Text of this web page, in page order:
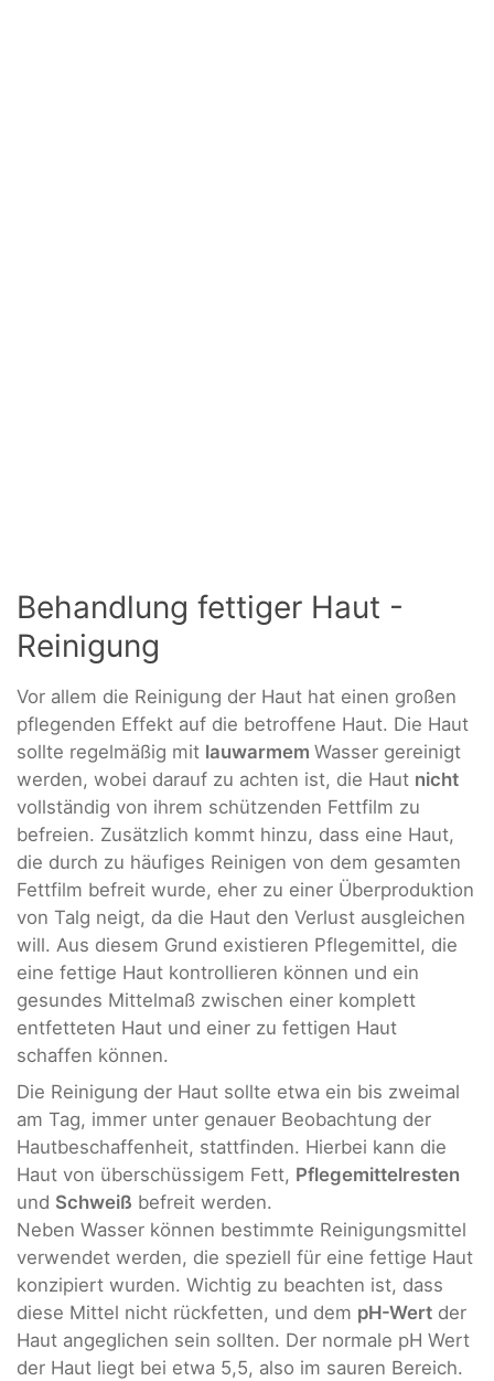
Behandlung fettiger Haut -
Reinigung
Vor allem die Reinigung der Haut hat einen großen
pflegenden Effekt auf die betroffene Haut. Die Haut
sollte regelmäßig mit lauwarmem Wasser gereinigt
werden, wobei darauf zu achten ist, die Haut nicht
vollständig von ihrem schützenden Fettfilm zu
befreien. Zusätzlich kommt hinzu, dass eine Haut,
die durch zu häufiges Reinigen von dem gesamten
Fettfilm befreit wurde, eher zu einer Überproduktion
von Talg neigt, da die Haut den Verlust ausgleichen
will. Aus diesem Grund existieren Pflegemittel, die
eine fettige Haut kontrollieren können und ein
gesundes Mittelmaß zwischen einer komplett
entfetteten Haut und einer zu fettigen Haut
schaffen können.
Die Reinigung der Haut sollte etwa ein bis zweimal
am Tag, immer unter genauer Beobachtung der
Hautbeschaffenheit, stattfinden. Hierbei kann die
Haut von überschüssigem Fett, Pflegemittelresten
und Schweiß befreit werden.
Neben Wasser können bestimmte Reinigungsmittel
verwendet werden, die speziell für eine fettige Haut
konzipiert wurden. Wichtig zu beachten ist, dass
diese Mittel nicht rückfetten, und dem pH-Wert der
Haut angeglichen sein sollten. Der normale pH Wert
der Haut liegt bei etwa 5,5, also im sauren Bereich.